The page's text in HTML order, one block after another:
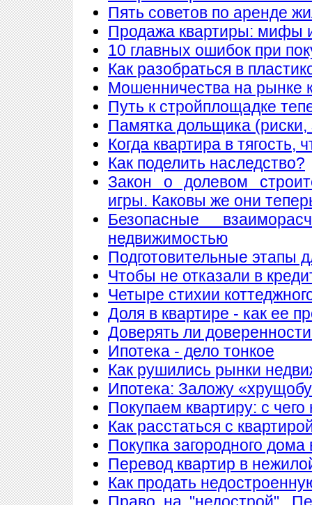
Пять советов по аренде
Продажа квартиры: мифы
10 главных ошибок при
Как разобраться в
Мошенничества на рынке
Путь к стройплощадке
Памятка дольщика (риски,
Когда квартира в тягость,
Как поделить наследство?
Закон о долевом
игры. Каковы же они
Безопасные
недвижимостью
Подготовительные этапы
Чтобы не отказали в
Четыре стихии
Доля в квартире - как ее
Доверять ли
Ипотека - дело тонкое
Как рушились рынки
Ипотека: Заложу
Покупаем квартиру: с чего
Как расстаться с
Покупка загородного дома
Перевод квартир в
Как продать
Право на "недострой".